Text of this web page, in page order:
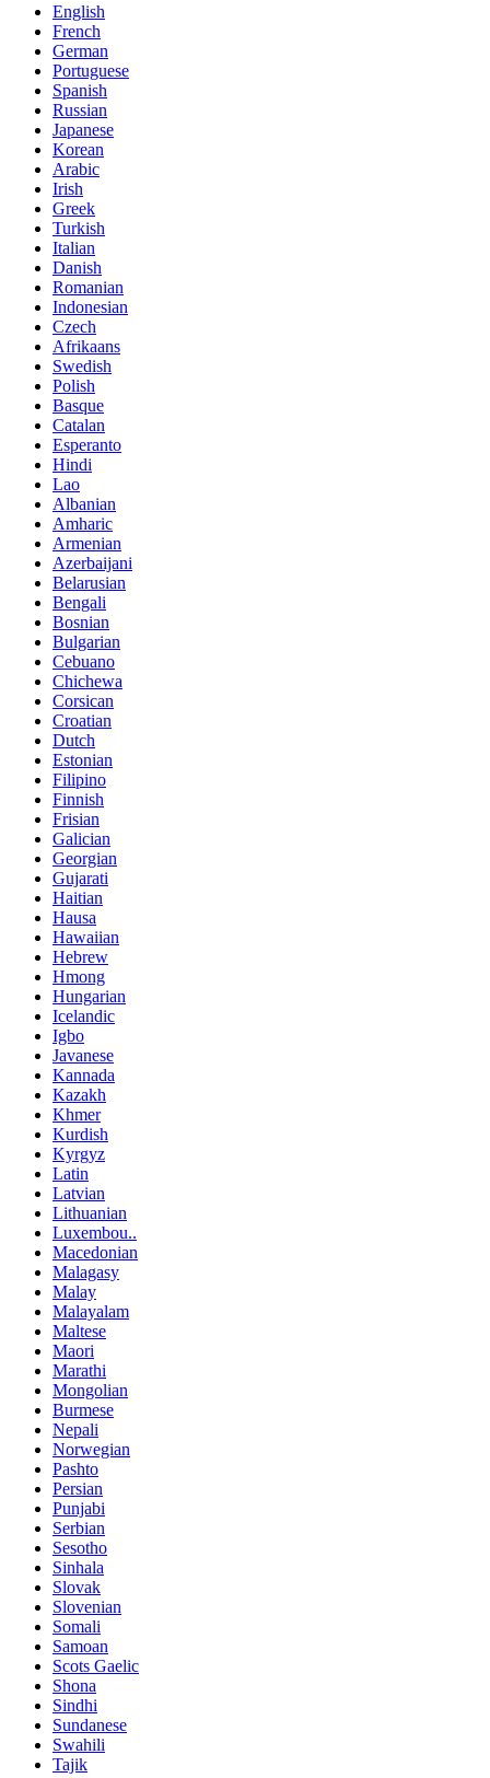
English
French
German
Portuguese
Spanish
Russian
Japanese
Korean
Arabic
Irish
Greek
Turkish
Italian
Danish
Romanian
Indonesian
Czech
Afrikaans
Swedish
Polish
Basque
Catalan
Esperanto
Hindi
Lao
Albanian
Amharic
Armenian
Azerbaijani
Belarusian
Bengali
Bosnian
Bulgarian
Cebuano
Chichewa
Corsican
Croatian
Dutch
Estonian
Filipino
Finnish
Frisian
Galician
Georgian
Gujarati
Haitian
Hausa
Hawaiian
Hebrew
Hmong
Hungarian
Icelandic
Igbo
Javanese
Kannada
Kazakh
Khmer
Kurdish
Kyrgyz
Latin
Latvian
Lithuanian
Luxembou..
Macedonian
Malagasy
Malay
Malayalam
Maltese
Maori
Marathi
Mongolian
Burmese
Nepali
Norwegian
Pashto
Persian
Punjabi
Serbian
Sesotho
Sinhala
Slovak
Slovenian
Somali
Samoan
Scots Gaelic
Shona
Sindhi
Sundanese
Swahili
Tajik